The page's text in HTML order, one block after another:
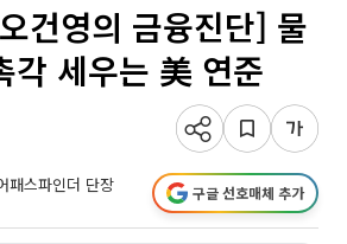
건영의 금융진단] 물
각 세우는 美 연준
패스파인더 단장 구글 선호매체 추가